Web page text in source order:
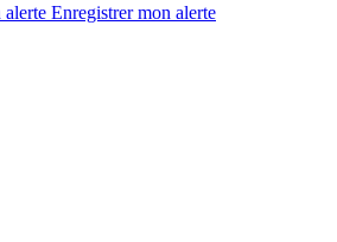
alerte Enregistrermon alerte